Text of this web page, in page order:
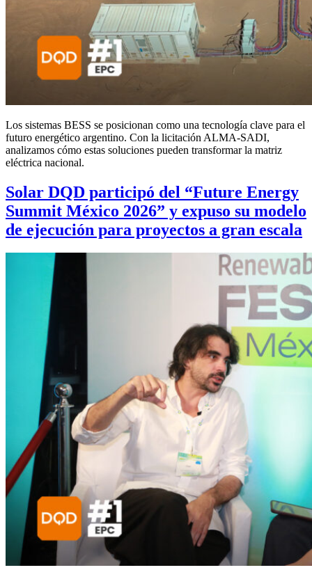
Los sistemas BESS se posicionan como una tecnología clave para el
futuro energético argentino. Con la licitación ALMA-SADI,
analizamos cómo estas soluciones pueden transformar la matriz
eléctrica nacional.
Solar DQD participó del “Future Energy
Summit México 2026” y expuso su modelo
de ejecución para proyectos a gran escala